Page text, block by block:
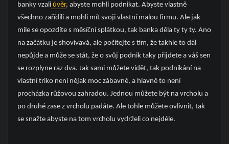
banky vzaliúvěr, abyste mohli podnikat. Abyste vlastně
všechno zařídili a mohli mít svoji vlastní malou firmu. Ale jak
mile se opozdíte s měsíční splátkou, tak banka děla ty ty ty. Ano
na začátku je shovívavá, ale počítejte s tím, že takhle to dál
nepůjde a může se stát, že o svůj podnik taky přijdete a váš sen
se rozplyne raz dva. Jak sami můžete vidět, tak podnikání na
vlastní triko není nějak moc zábavné, a hlavně to není
procházka růžovou zahradou. Jednou můžete být na vrcholu a
po druhé zase z vrcholu padáte. Ale tohle můžete ovlivnit, tak
se snažte abyste na tom vrcholu vydrželi co nejdéle.